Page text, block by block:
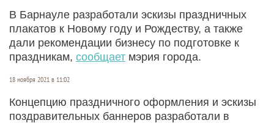
В Барнауле разработали эскизы праздничных
плакатов к Новому году и Рождеству, а также
дали рекомендации бизнесу по подготовке к
праздникам, сообщает мэрия города.
18 ноября 2021 в 11:02
Концепцию праздничного оформления и эскизы
поздравительных баннеров разработали в